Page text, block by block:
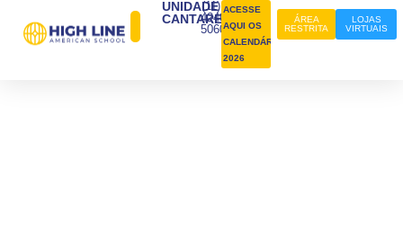
UNIDADE
CANTAREIRA
(11)
4240-
5060
ACESSE
AQUI OS
CALENDÁRIOS
2026
ÁREA
RESTRITA
LOJAS
VIRTUAIS